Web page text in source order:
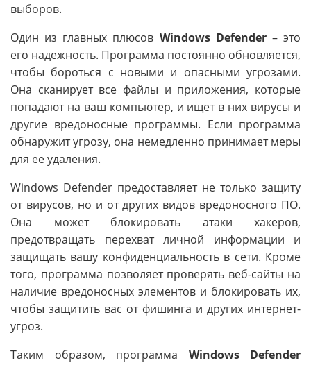
выборов.
Один из главных плюсов Windows Defender– это
его надежность. Программа постоянно обновляется,
чтобы бороться с новыми и опасными угрозами.
Она сканирует все файлы и приложения, которые
попадают на ваш компьютер, и ищет в них вирусы и
другие вредоносные программы. Если программа
обнаружит угрозу, она немедленно принимает меры
для ее удаления.
Windows Defender предоставляет не только защиту
от вирусов, но и от других видов вредоносного ПО.
Она может блокировать атаки хакеров,
предотвращать перехват личной информации и
защищать вашу конфиденциальность в сети. Кроме
того, программа позволяет проверять веб-сайты на
наличие вредоносных элементов и блокировать их,
чтобы защитить вас от фишинга и других интернет-
угроз.
Таким образом, программа Windows Defender